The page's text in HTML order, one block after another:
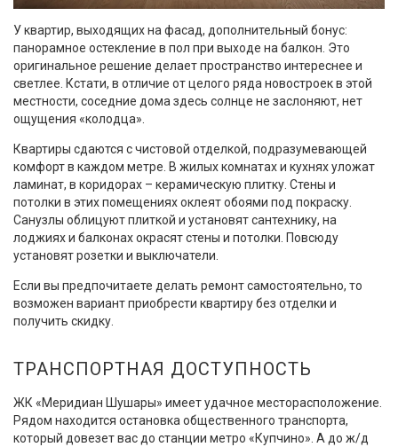
У квартир, выходящих на фасад, дополнительный бонус:
панорамное остекление в пол при выходе на балкон. Это
оригинальное решение делает пространство интереснее и
светлее. Кстати, в отличие от целого ряда новостроек в этой
местности, соседние дома здесь солнце не заслоняют, нет
ощущения «колодца».
Квартиры сдаются с чистовой отделкой, подразумевающей
комфорт в каждом метре. В жилых комнатах и кухнях уложат
ламинат, в коридорах – керамическую плитку. Стены и
потолки в этих помещениях оклеят обоями под покраску.
Санузлы облицуют плиткой и установят сантехнику, на
лоджиях и балконах окрасят стены и потолки. Повсюду
установят розетки и выключатели.
Если вы предпочитаете делать ремонт самостоятельно, то
возможен вариант приобрести квартиру без отделки и
получить скидку.
ТРАНСПОРТНАЯ ДОСТУПНОСТЬ
ЖК «Меридиан Шушары» имеет удачное месторасположение.
Рядом находится остановка общественного транспорта,
который довезет вас до станции метро «Купчино». А до ж/д